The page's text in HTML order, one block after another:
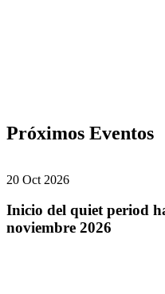
Próximos Eventos
20 Oct 2026
Inicio del quiet period
noviembre 2026